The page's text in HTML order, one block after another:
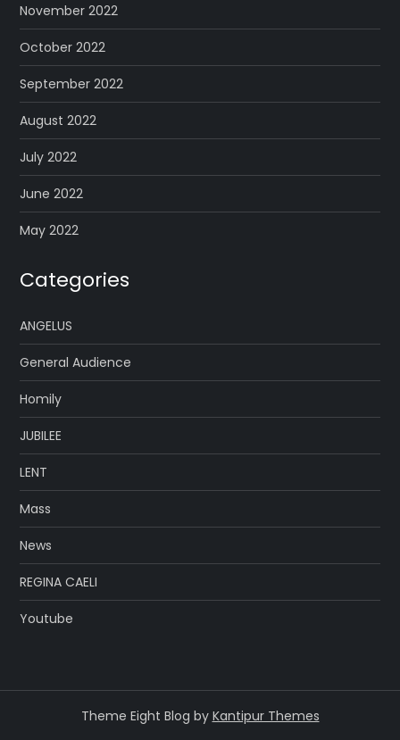
November 2022
October 2022
September 2022
August 2022
July 2022
June 2022
May 2022
Categories
ANGELUS
General Audience
Homily
JUBILEE
LENT
Mass
News
REGINA CAELI
Youtube
Theme Eight Blog by Kantipur Themes